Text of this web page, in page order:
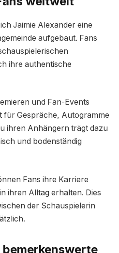
Jaimie Alexander eine
aufgebaut. Fans
ihre authentische
und Fan-Events
für Gespräche, Autogramme
ihren Anhängern trägt dazu
und bodenständig
Fans ihre Karriere
ihren Alltag erhalten. Dies
der Schauspielerin